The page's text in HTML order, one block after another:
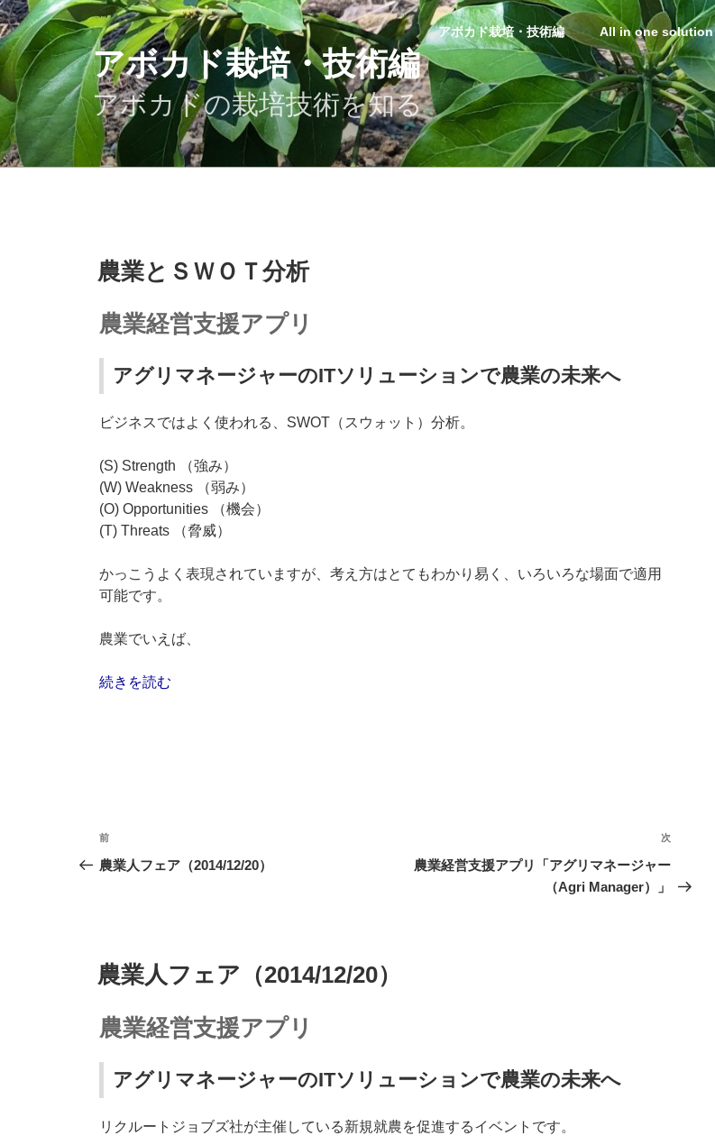
コ
ン
テ
ン
ツ
へ
ス
キ
アボカド栽培・技術編
アボカドの栽培技術を知る
アボカド栽培・技術編 All in one solution
投
稿
農業とＳＷＯＴ分析
農業経営支援アプリ
アグリマネージャーのITソリューションで農業の未来へ
ビジネスではよく使われる、SWOT（スウォット）分析。
(S) Strength （強み）
(W) Weakness （弱み）
(O) Opportunities （機会）
(T) Threats （脅威）
かっこうよく表現されていますが、考え方はとてもわかり易く、いろいろな場面で適用
可能です。
農業でいえば、
“農
分
の
続きを読む
投
稿
ゲ
ー
シ
ョ
ン
前
の
前
農業人フェア（2014/12/20）
次
の
投
次
農業経営支援アプリ「アグリマネージャー
（Agri Manager）」
投
稿
農業人フェア（2014/12/20）
農業経営支援アプリ
アグリマネージャーのITソリューションで農業の未来へ
リクルートジョブズ社が主催している新規就農を促進するイベントです。